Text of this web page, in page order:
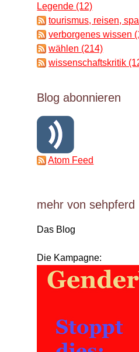
Legende (12)
tourismus, reisen,
verborgenes wissen
wählen (214)
wissenschaftskritik
Blog abonnieren
Atom Feed
mehr von sehpferd
Das Blog
Die Kampagne: